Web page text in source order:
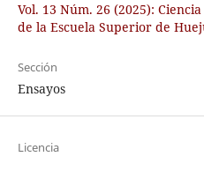
Vol. 13 Núm. 26 (2025):
de la Escuela Superior de
Sección
Ensayos
Licencia